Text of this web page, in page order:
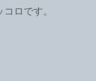
ロです。